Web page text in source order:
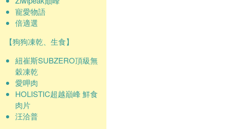
寵愛物語
倍適選
【狗狗凍乾、生食】
紐崔斯SUBZERO頂級無
穀凍乾
愛呷肉
HOLISTIC超越巔峰 鮮食
肉片
汪洽普